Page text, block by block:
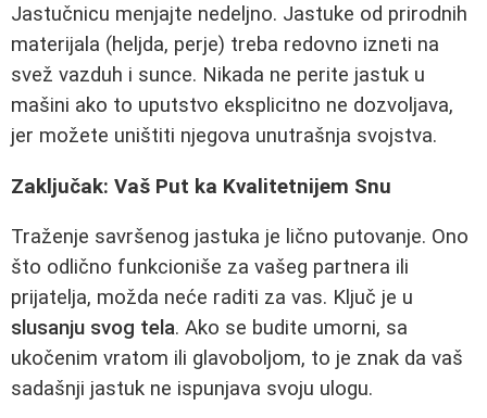
Jastučnicu menjajte nedeljno. Jastuke od prirodnih
materijala (heljda, perje) treba redovno izneti na
svež vazduh i sunce. Nikada ne perite jastuk u
mašini ako to uputstvo eksplicitno ne dozvoljava,
jer možete uništiti njegova unutrašnja svojstva.
Zaključak: Vaš Put ka Kvalitetnijem Snu
Traženje savršenog jastuka je lično putovanje. Ono
što odlično funkcioniše za vašeg partnera ili
prijatelja, možda neće raditi za vas. Ključ je u
slusanju svog tela. Ako se budite umorni, sa
ukočenim vratom ili glavoboljom, to je znak da vaš
sadašnji jastuk ne ispunjava svoju ulogu.